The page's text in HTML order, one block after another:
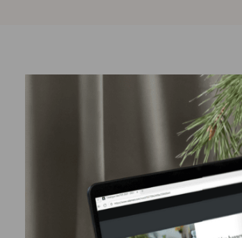
to welcome you to our Gautier
with all your projects
НАЗНАЧИТЬ ВСТРЕЧУ
Gautier в